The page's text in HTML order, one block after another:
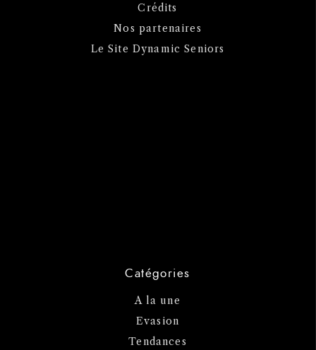
Crédits
Nos partenaires
Le Site Dynamic Seniors
Catégories
A la une
Evasion
Tendances